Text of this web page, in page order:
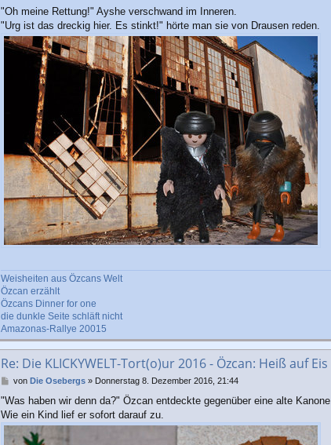
"Oh meine Rettung!" Ayshe verschwand im Inneren.
"Urg ist das dreckig hier. Es stinkt!" hörte man sie von Drausen reden.
Weisheiten aus Özcans Welt
Özcan erzählt
Özcans Dinner for one
die dunkle Seite schläft nicht
Amazonas-Rallye 20015
Re: Die KLICKYWELT-Tort(o)ur 2016 - Özcan: Heiß auf Eis
B
i
t
r
a
von Die Osebergs» Donnerstag 8. Dezember 2016, 21:44
"Was haben wir denn da?" Özcan entdeckte gegenüber eine alte Kanone.
Wie ein Kind lief er sofort darauf zu.